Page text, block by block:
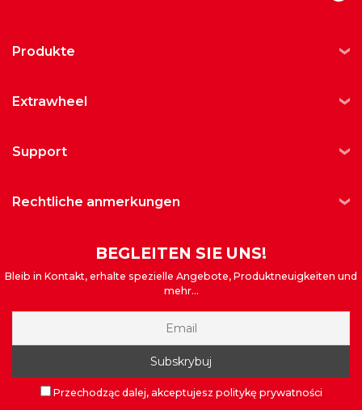
produkte
extrawheel
support
rechtliche anmerkungen
BEGLEITEN SIE UNS!
Bleib in Kontakt, erhalte spezielle Angebote, Produktneuigkeiten und
mehr...
Przechodząc dalej, akceptujesz politykę prywatności